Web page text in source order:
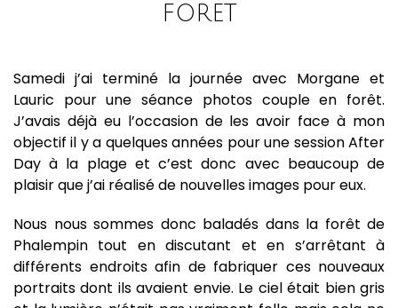
FORET
Samedi j’ai terminé la journée avec Morgane et
Lauric pour une séance photos couple en forêt.
J’avais déjà eu l’occasion de les avoir face à mon
objectif il y a quelques années pour une sessionAfter
Day à la plage et c’est donc avec beaucoup de
plaisir que j’ai réalisé de nouvelles images pour eux.
Nous nous sommes donc baladés dans la forêt de
Phalempin tout en discutant et en s’arrêtant à
différents endroits afin de fabriquer ces nouveaux
portraits dont ils avaient envie. Le ciel était bien gris